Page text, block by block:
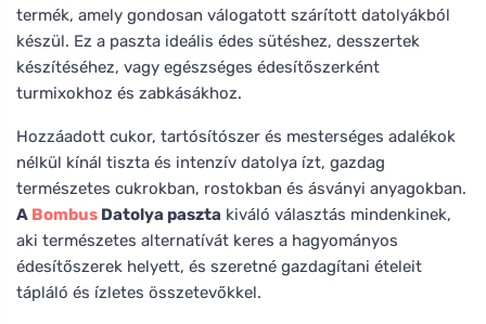
termék, amely gondosan válogatott szárított datolyákból
készül. Ez a paszta ideális édes sütéshez, desszertek
készítéséhez, vagy egészséges édesítőszerként
turmixokhoz és zabkásákhoz.
Hozzáadott cukor, tartósítószer és mesterséges adalékok
nélkül kínál tiszta és intenzív datolya ízt, gazdag
természetes cukrokban, rostokban és ásványi anyagokban.
A Bombus Datolya paszta kiváló választás mindenkinek,
aki természetes alternatívát keres a hagyományos
édesítőszerek helyett, és szeretné gazdagítani ételeit
tápláló és ízletes összetevőkkel.